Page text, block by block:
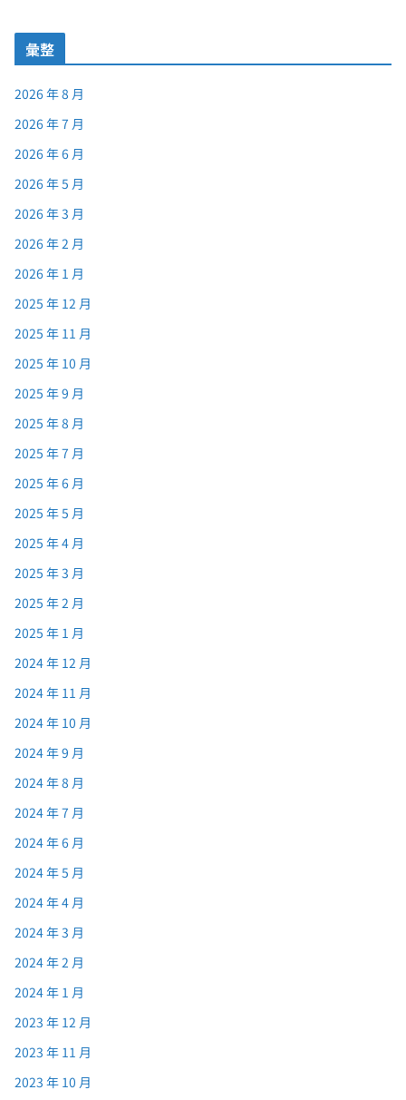
彙整
2026 年 8 月
2026 年 7 月
2026 年 6 月
2026 年 5 月
2026 年 3 月
2026 年 2 月
2026 年 1 月
2025 年 12 月
2025 年 11 月
2025 年 10 月
2025 年 9 月
2025 年 8 月
2025 年 7 月
2025 年 6 月
2025 年 5 月
2025 年 4 月
2025 年 3 月
2025 年 2 月
2025 年 1 月
2024 年 12 月
2024 年 11 月
2024 年 10 月
2024 年 9 月
2024 年 8 月
2024 年 7 月
2024 年 6 月
2024 年 5 月
2024 年 4 月
2024 年 3 月
2024 年 2 月
2024 年 1 月
2023 年 12 月
2023 年 11 月
2023 年 10 月